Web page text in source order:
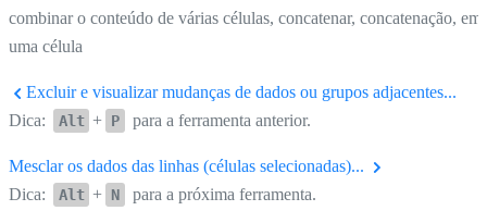
combinar o conteúdo de várias células, concatenar, concatenação, em
uma célula
Excluir e visualizar mudanças de dados ou grupos adjacentes...
Dica:
Alt + P para a ferramenta anterior.
Mesclar os dados das linhas (células selecionadas)...
Dica:
Alt + N para a próxima ferramenta.